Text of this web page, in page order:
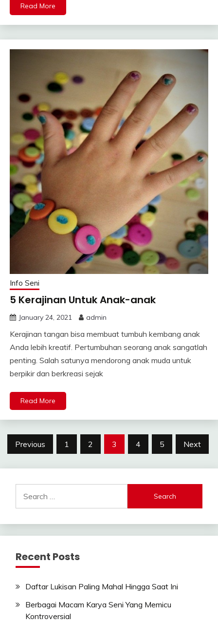
Read More
Info Seni
5 Kerajinan Untuk Anak-anak
January 24, 2021 admin
Kerajinan tangan bisa membuat tumbuh kembang anak
Anda lebih kreatif. Pertumbuhan seorang anak sangatlah
penting. Salah satunya mendorong anak muda untuk
berpikir dan berkreasi sejak
Read More
Posts
Previous 1 2 3 4 5 Next
for:
Recent Posts
Daftar Lukisan Paling Mahal Hingga Saat Ini
Berbagai Macam Karya Seni Yang Memicu
Kontroversial